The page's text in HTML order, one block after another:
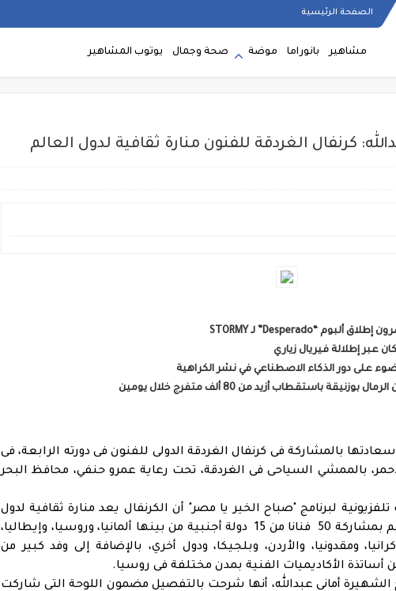
الصفحة الرئيسية
مشاهير بانوراما موضة صحة وجمال يوتوب المشاهير
كرنفال الغردقة للفنون منارة ثقافية لدول العالم
عبر إطلالة فيريال زياري
على دور الذكاء الاصطناعي في نشر الكراهية
باستقطاب أزيد من 80 ألف متفرج خلال يومين
بالمشاركة فى كرنفال الغردقة الدولى للفنون فى دورته الرابعة، فى
بالممشي السياحى فى الغردقة، تحت رعاية عمرو حنفي، محافظ البحر
لبرنامج "صباح الخير يا مصر" أن الكرنفال يعد منارة ثقافية لدول
العالم فى ظل أزمة كورونا، وأنه أقيم بمشاركة 50 فنانا من 15 دولة أجنبية من بينها ألمانيا، وروسيا، وإيطاليا،
ومقدونيا، والأردن، وبلجيكا، ودول أخري، بالإضافة إلى وفد كبير من
أساتذة الأكاديميات الفنية بمدن مختلفة فى روسيا.
أمانى عبدالله، أنها شرحت بالتفصيل مضمون اللوحة التى شاركت